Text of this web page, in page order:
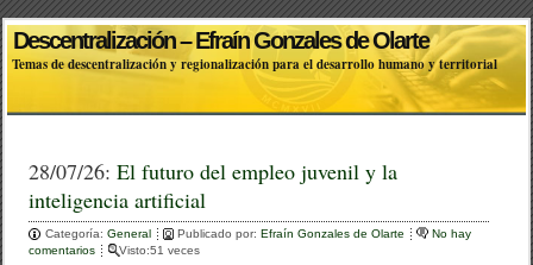
Descentralización – Efraín Gonzales de Olarte
Temas de descentralización y regionalización para el desarrollo humano y territorial
28/07/26:El futuro del empleo juvenil y la
inteligencia artificial
Categoría:General Publicado por:Efraín Gonzales de Olarte
No hay
comentarios
Visto:51 veces